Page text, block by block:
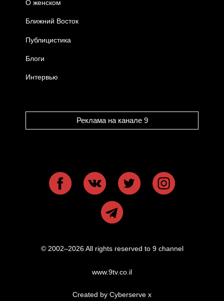
О женском
Ближний Восток
Публицистика
Блоги
Интервью
Реклама на канале 9
© 2002–2026 All rights reserved to 9 channel
www.9tv.co.il
Created by Cyberserve x